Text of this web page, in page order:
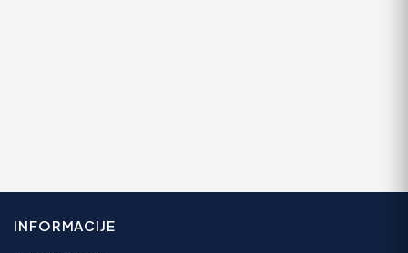
INFORMACIJE